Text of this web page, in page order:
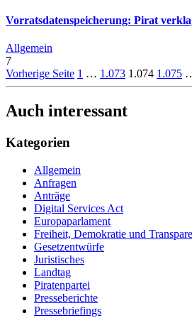
Vorratsdatenspeicherung: Pirat
Allgemein
7
Vorherige Seite 1 … 1.073 1.074 1.075
Auch interessant
Kategorien
Allgemein
Anfragen
Anträge
Digital Services Act
Europaparlament
Freiheit, Demokratie und
Gesetzentwürfe
Juristisches
Landtag
Piratenpartei
Presseberichte
Pressebriefings